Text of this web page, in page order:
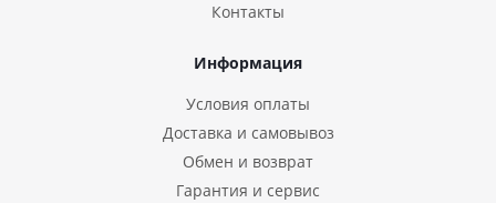
Контакты
Информация
Условия оплаты
Доставка и самовывоз
Обмен и возврат
Гарантия и сервис